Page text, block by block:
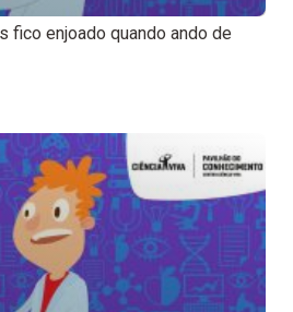
fico enjoado quando ando de